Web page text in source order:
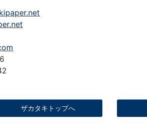
ザカタキトップへ